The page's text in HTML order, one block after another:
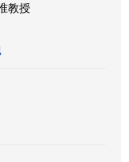
教授